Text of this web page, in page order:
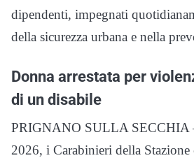
dipendenti, impegnati
della sicurezza urbana e nella
Donna arrestata per
di un disabile
PRIGNANO SULLA SECCHIA
2026, i Carabinieri della Stazione